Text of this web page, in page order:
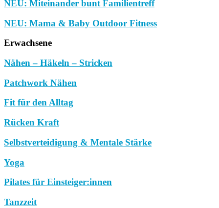
NEU: Miteinander bunt Familientreff
NEU: Mama & Baby Outdoor Fitness
Erwachsene
Nähen – Häkeln – Stricken
Patchwork Nähen
Fit für den Alltag
Rücken Kraft
Selbstverteidigung & Mentale Stärke
Yoga
Pilates für Einsteiger:innen
Tanzzeit